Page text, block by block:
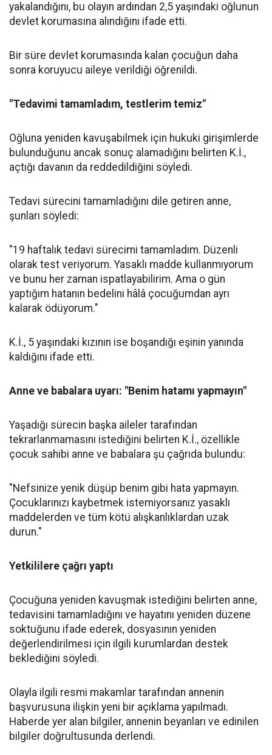
yakalandığını, bu olayın ardından 2,5 yaşındaki oğlunun
devlet korumasına alındığını ifade etti.
Bir süre devlet korumasında kalan çocuğun daha
sonra koruyucu aileye verildiği öğrenildi.
"Tedavimi tamamladım, testlerim temiz"
Oğluna yeniden kavuşabilmek için hukuki girişimlerde
bulunduğunu ancak sonuç alamadığını belirten K.İ.,
açtığı davanın da reddedildiğini söyledi.
Tedavi sürecini tamamladığını dile getiren anne,
şunları söyledi:
"19 haftalık tedavi sürecimi tamamladım. Düzenli
olarak test veriyorum. Yasaklı madde kullanmıyorum
ve bunu her zaman ispatlayabilirim. Ama o gün
yaptığım hatanın bedelini hâlâ çocuğumdan ayrı
kalarak ödüyorum."
K.İ., 5 yaşındaki kızının ise boşandığı eşinin yanında
kaldığını ifade etti.
Anne ve babalara uyarı: "Benim hatamı yapmayın"
Yaşadığı sürecin başka aileler tarafından
tekrarlanmamasını istediğini belirten K.İ., özellikle
çocuk sahibi anne ve babalara şu çağrıda bulundu:
"Nefsinize yenik düşüp benim gibi hata yapmayın.
Çocuklarınızı kaybetmek istemiyorsanız yasaklı
maddelerden ve tüm kötü alışkanlıklardan uzak
durun."
Yetkililere çağrı yaptı
Çocuğuna yeniden kavuşmak istediğini belirten anne,
tedavisini tamamladığını ve hayatını yeniden düzene
soktuğunu ifade ederek, dosyasının yeniden
değerlendirilmesi için ilgili kurumlardan destek
beklediğini söyledi.
Olayla ilgili resmi makamlar tarafından annenin
başvurusuna ilişkin yeni bir açıklama yapılmadı.
Haberde yer alan bilgiler, annenin beyanları ve edinilen
bilgiler doğrultusunda derlendi.